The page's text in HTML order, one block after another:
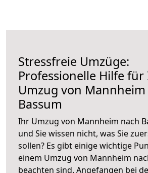
Stressfreie Umzüge:
Professionelle Hilfe
Umzug von Mannheim
Bassum
Ihr Umzug von Mannheim nach
und Sie wissen nicht, was Sie
sollen? Es gibt einige wichtige
einem Umzug von Mannheim
beachten sind. Angefangen bei